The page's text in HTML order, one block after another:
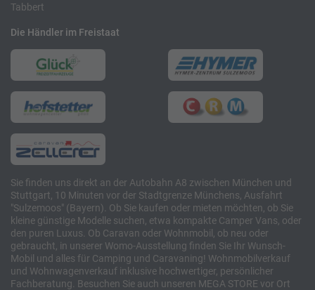
Tabbert
Die Händler im Freistaat
Sie finden uns direkt an der Autobahn A8 zwischen München und
Stuttgart, 10 Minuten vor der Stadtgrenze Münchens, Ausfahrt
"Sulzemoos" (Bayern). Ob Sie kaufen oder mieten möchten, ob Sie
kleine günstige Modelle suchen, etwa kompakte Camper Vans, oder
den puren Luxus. Ob Caravan oder Wohnmobil, ob neu oder
gebraucht, in unserer Womo-Ausstellung finden Sie Ihr Wunsch-
Mobil und alles für Camping und Caravaning! Wohnmobilverkauf
und Wohnwagenverkauf inklusive hochwertiger, persönlicher
Fachberatung. Besuchen Sie auch unseren MEGA STORE vor Ort